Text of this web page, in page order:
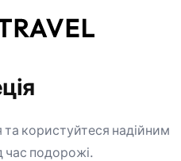
та користуйтеся надійним
час подорожі.